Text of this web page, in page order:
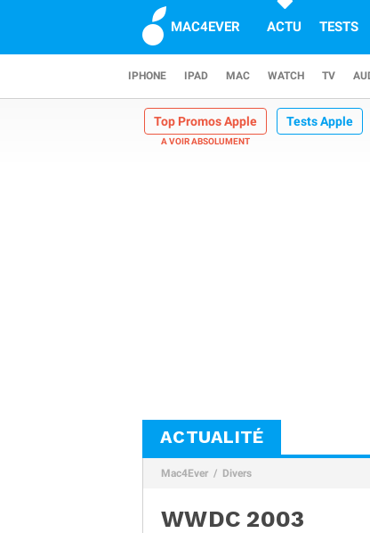
MAC4EVER ACTU TESTS
IPHONE IPAD MAC WATCH TV
Top Promos Apple Tests Apple
ACTUALITÉ
Mac4Ever Divers
WWDC 2003